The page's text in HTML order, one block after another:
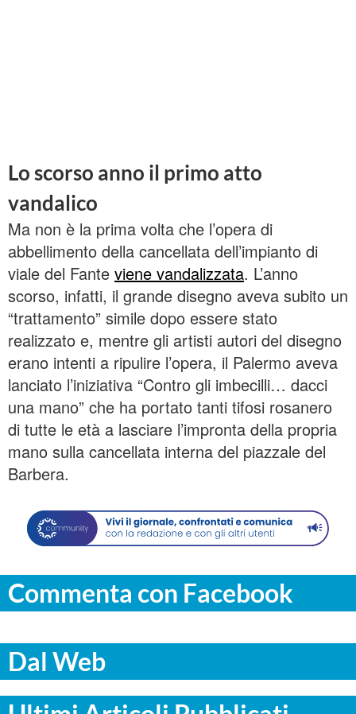
Lo scorso anno il primo atto
vandalico
Ma non è la prima volta che l’opera di
abbellimento della cancellata dell’impianto di
viale del Fante viene vandalizzata. L’anno
scorso, infatti, il grande disegno aveva subito un
“trattamento” simile dopo essere stato
realizzato e, mentre gli artisti autori del disegno
erano intenti a ripulire l’opera, il Palermo aveva
lanciato l’iniziativa “Contro gli imbecilli… dacci
una mano” che ha portato tanti tifosi rosanero
di tutte le età a lasciare l’impronta della propria
mano sulla cancellata interna del piazzale del
Barbera.
Commenta con Facebook
Dal Web